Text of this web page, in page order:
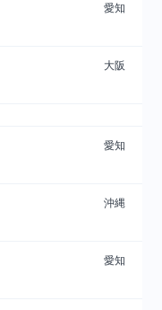
愛知
大阪
愛知
沖縄
愛知